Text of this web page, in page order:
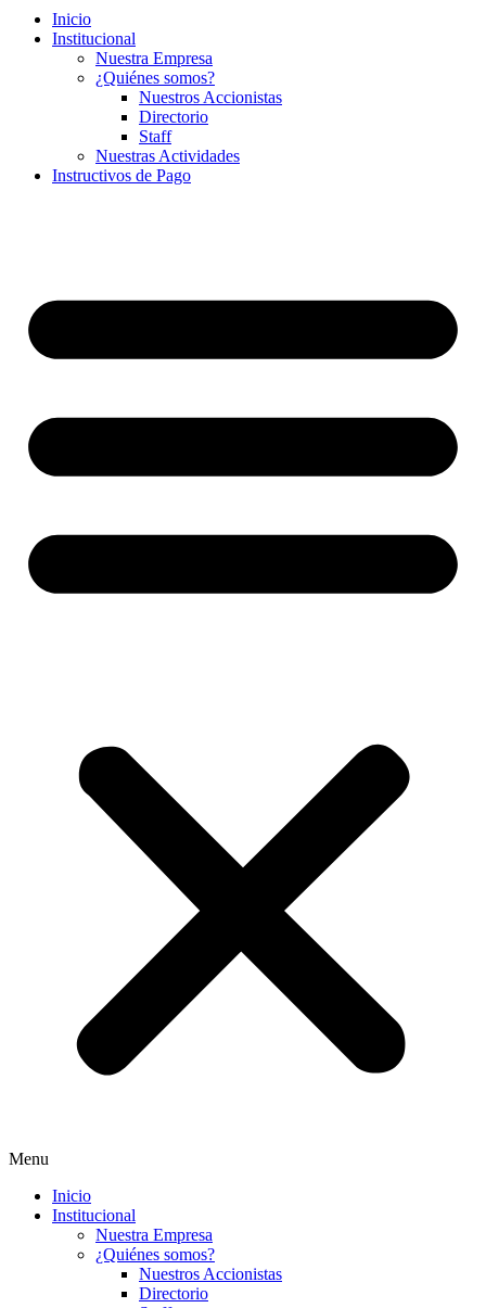
Inicio
Institucional
Nuestra Empresa
¿Quiénes somos?
Nuestros Accionistas
Directorio
Staff
Nuestras Actividades
Instructivos de Pago
Menu
Inicio
Institucional
Nuestra Empresa
¿Quiénes somos?
Nuestros Accionistas
Directorio